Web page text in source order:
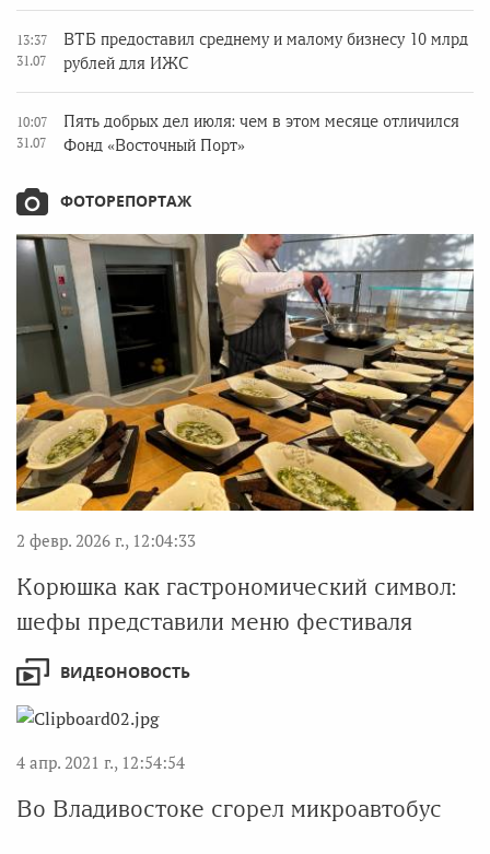
13:37
31.07
ВТБ предоставил среднему и малому бизнесу 10 млрд
рублей для ИЖС
10:07
31.07
Пять добрых дел июля: чем в этом месяце отличился
Фонд «Восточный Порт»
ФОТОРЕПОРТАЖ
2 февр. 2026 г., 12:04:33
Корюшка как гастрономический символ:
шефы представили меню фестиваля
ВИДЕОНОВОСТЬ
4 апр. 2021 г., 12:54:54
Во Владивостоке сгорел микроавтобус